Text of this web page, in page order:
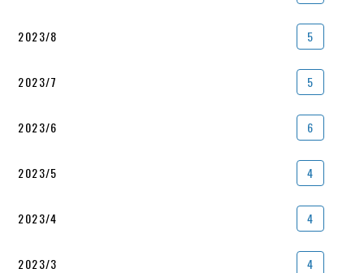
2023/8 5
2023/7 5
2023/6 6
2023/5 4
2023/4 4
2023/3 4